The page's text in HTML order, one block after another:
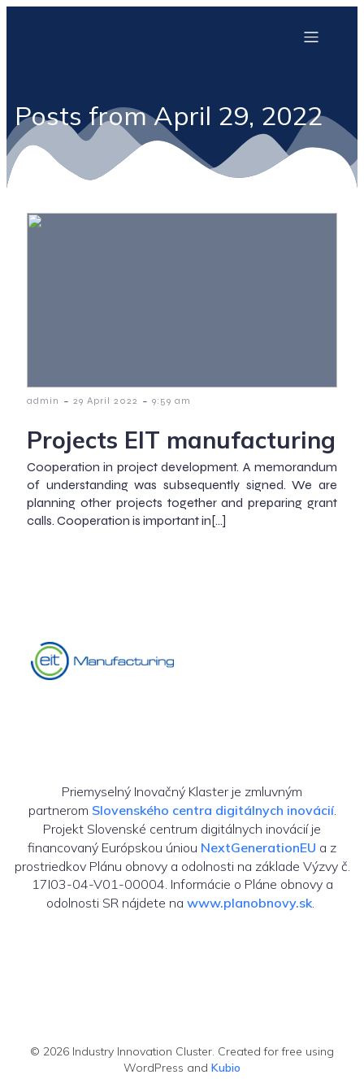
Posts from April 29, 2022
admin - 29 April 2022 - 9:59 am
Projects EIT manufacturing
Cooperation in project development. A memorandum
of understanding was subsequently signed. We are
planning other projects together and preparing grant
calls. Cooperation is important in[…]
Priemyselný Inovačný Klaster je zmluvným
partnerom Slovenského centra digitálnych inovácií.
Projekt Slovenské centrum digitálnych inovácií je
financovaný Európskou úniou NextGenerationEU a z
prostriedkov Plánu obnovy a odolnosti na základe Výzvy č.
17I03-04-V01-00004. Informácie o Pláne obnovy a
odolnosti SR nájdete na www.planobnovy.sk
© 2026 Industry Innovation Cluster. Created for free using
WordPress and Kubio